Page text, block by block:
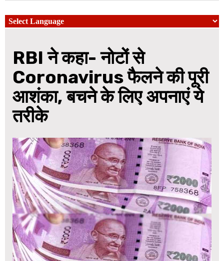
RBI ने कहा- नोटों से
Coronavirus फैलने की पूरी
आशंका, बचने के लिए अपनाएं ये
तरीके